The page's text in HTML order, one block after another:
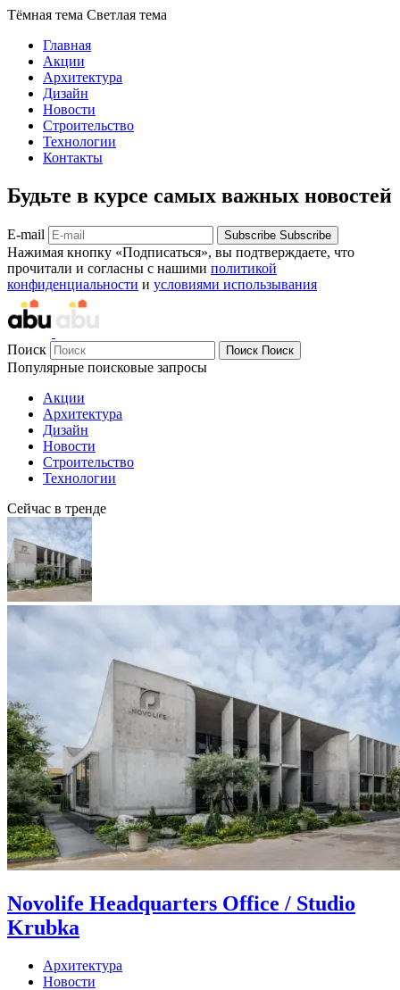
Тёмная тема Светлая тема
Главная
Акции
Архитектура
Дизайн
Новости
Строительство
Технологии
Контакты
Будьте в курсе самых важных новостей
E-mail Subscribe Subscribe
Нажимая кнопку «Подписаться», вы подтверждаете, что
прочитали и согласны с нашими политикой
конфиденциальности и условиями использывания
Поиск Поиск Поиск
Популярные поисковые запросы
Акции
Архитектура
Дизайн
Новости
Строительство
Технологии
Сейчас в тренде
Novolife Headquarters Office / Studio
Krubka
Архитектура
Новости